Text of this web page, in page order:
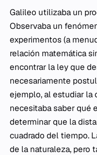
Galileo utilizaba un
Observaba un
experimentos (a
relación matemática
encontrar la ley que
necesariamente
ejemplo, al estudiar la
necesitaba saber qué
determinar que la
cuadrado del tiempo.
de la naturaleza, pero